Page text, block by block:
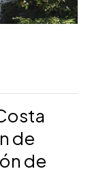
de
de